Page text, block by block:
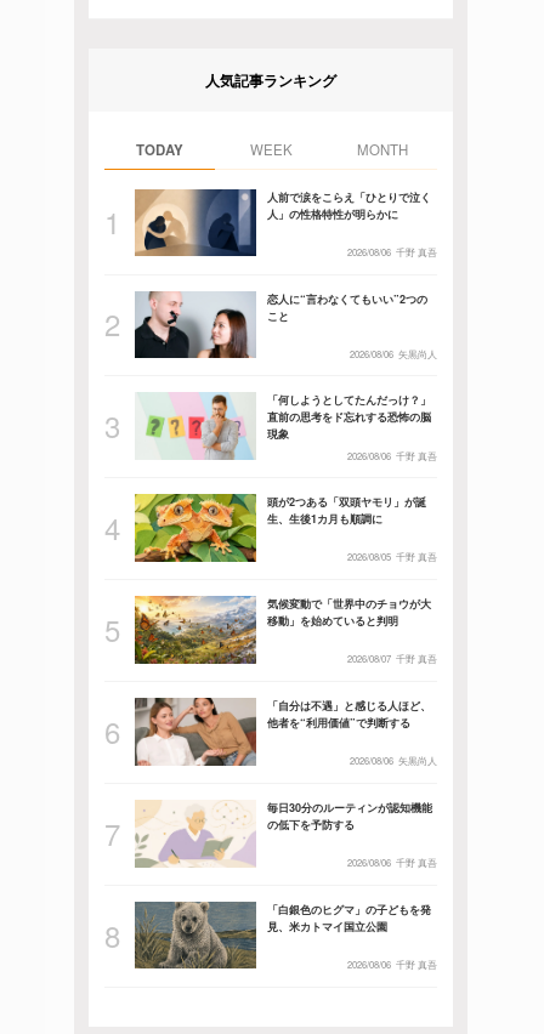
人気記事ランキング
TODAY WEEK MONTH
人前で涙をこらえ「ひとりで泣く
人」の性格特性が明らかに
2026/08/06 千野 真吾
恋人に“言わなくてもいい”2つの
こと
2026/08/06 矢黒尚人
「何しようとしてたんだっけ？」
直前の思考をド忘れする恐怖の脳
現象
2026/08/06 千野 真吾
頭が2つある「双頭ヤモリ」が誕
生、生後1カ月も順調に
2026/08/05 千野 真吾
気候変動で「世界中のチョウが大
移動」を始めていると判明
2026/08/07 千野 真吾
「自分は不遇」と感じる人ほど、
他者を“利用価値”で判断する
2026/08/06 矢黒尚人
毎日30分のルーティンが認知機能
の低下を予防する
2026/08/06 千野 真吾
「白銀色のヒグマ」の子どもを発
見、米カトマイ国立公園
2026/08/06 千野 真吾